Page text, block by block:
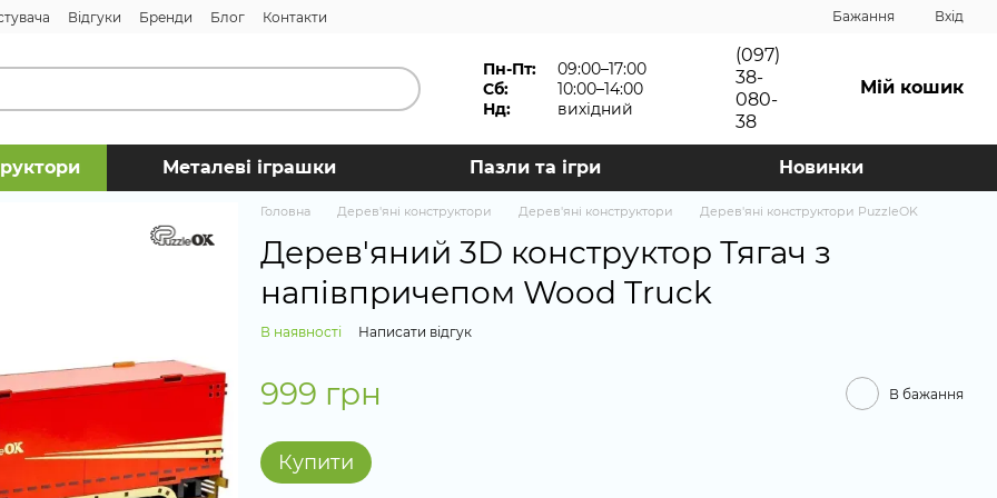
Відгуки Бренди Блог Контакти Бажання Вхід
Пн-Пт:
09:00–17:00
Сб:
10:00–14:00
Нд:
вихідний
(097)
38-
080-
38
Мій кошик
Металеві іграшки Пазли та ігри Новинки
Головна Дерев'яні конструктори Дерев'яні конструктори Дерев'яні конструктори PuzzleOK
Дерев'яний 3D конструктор Тягач з
напівпричепом Wood Truck
В наявності Написати відгук
999 грн В бажання
Купити